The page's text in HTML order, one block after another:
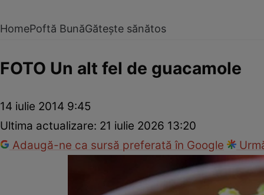
HomePoftă BunăGătește sănătos
FOTO Un alt fel de guacamole
14 iulie 2014 9:45
Ultima actualizare: 21 iulie 2026 13:20
Adaugă-ne ca sursă preferată în Google